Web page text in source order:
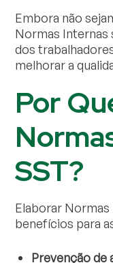
Embora não
Normas Internas
dos
melhorar a
Por
SST?
Elaborar
benefícios para
Prevenção de